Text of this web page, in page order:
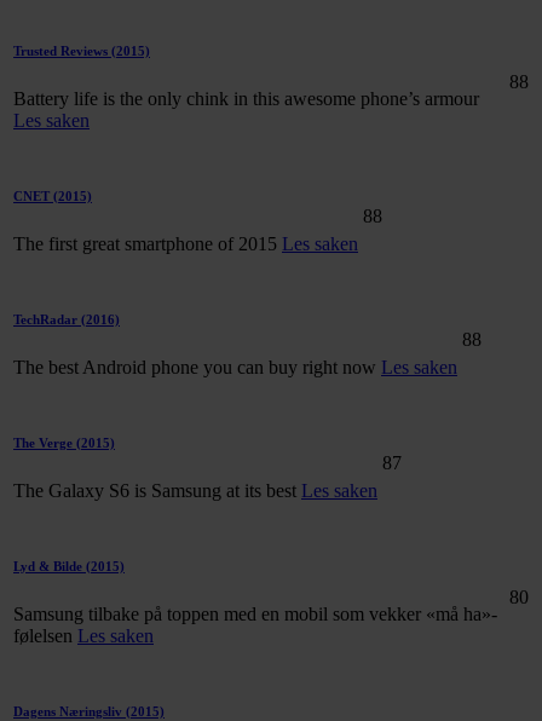
Trusted Reviews (2015)
Battery life is the only chink in this awesome phone’s armour
Les saken
88
CNET (2015)
The first great smartphone of 2015 Les saken
88
TechRadar (2016)
The best Android phone you can buy right now Les saken
88
The Verge (2015)
The Galaxy S6 is Samsung at its best Les saken
87
Lyd & Bilde (2015)
Samsung tilbake på toppen med en mobil som vekker «må ha»-
følelsen Les saken
80
Dagens Næringsliv (2015)